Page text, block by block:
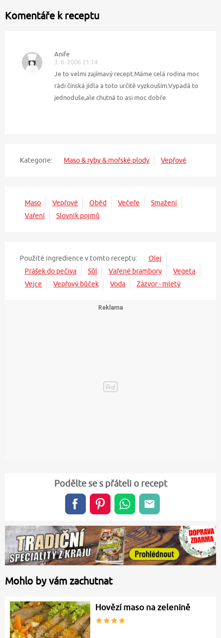
Komentáře k receptu
Anife
3. 6. 2006 21:14
Je to velmi zajímavý recept.Máme celá rodina moc
rádi čínská jídla a toto určitě vyzkouším.Vypadá to
jednoduše,ale chutná to asi moc dobře.
Kategorie: Maso & ryby & mořské plody Vepřové
Maso Vepřové Oběd Večeře
Smažení
Vaření
Slovník pojmů
Použité ingredience v tomto receptu:
Olej
Prášek do pečiva
Sůl Vařené brambory
Vegeta
Vejce
Vepřový bůček Voda Zázvor - mletý
Podělte se s přáteli o recept
Mohlo by vám zachutnat
Hovězí maso na zelenině